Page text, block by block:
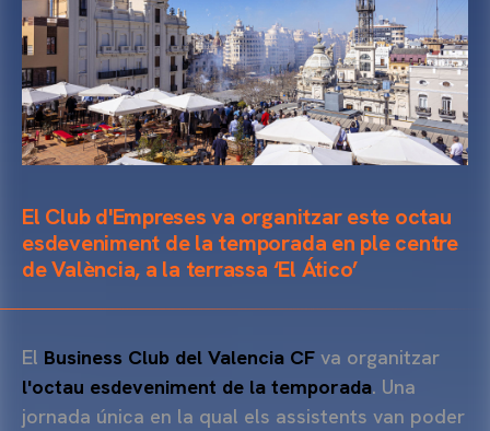
El Club d'Empreses va organitzar este octau
esdeveniment de la temporada en ple centre
de València, a la terrassa ‘El Ático’
El Business Club del Valencia CF va organitzar
l'octau esdeveniment de la temporada. Una
jornada única en la qual els assistents van poder